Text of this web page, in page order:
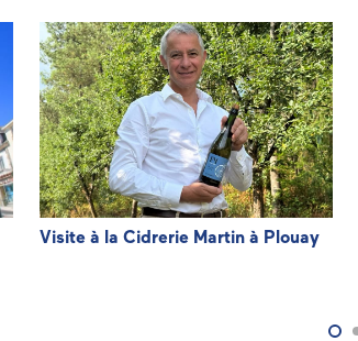
Visite à la Cidrerie Martin à Plouay